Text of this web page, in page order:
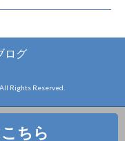
ログ
Rights Reserved.
ちら